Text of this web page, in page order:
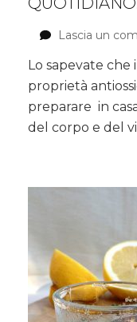
Lascia un
Lo sapevate che
proprietà
preparare in
del corpo e del